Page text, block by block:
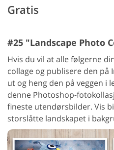
Gratis
#25 "Landscape Photo
Hvis du vil at alle følgerne
collage og publisere den på
ut og heng den på veggen i
denne Photoshop-
fineste utendørsbilder. Vis
storslåtte landskapet i